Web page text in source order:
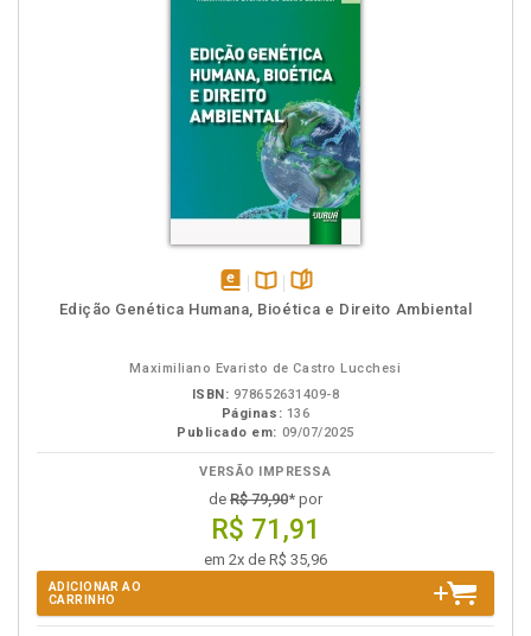
disponívelDisponível
páginas
Edição Genética Humana, Bioética e Direito Ambiental
Maximiliano Evaristo de Castro Lucchesi
ISBN: 978652631409-8
Páginas: 136
Publicado em: 09/07/2025
VERSÃO IMPRESSA
de R$ 79,90* por
R$ 71,91
em 2x de R$ 35,96
ADICIONAR AO
CARRINHO